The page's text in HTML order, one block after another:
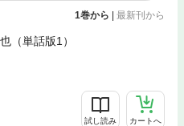
1巻から | 最新刊から
（単話版1）
試し読み カートへ